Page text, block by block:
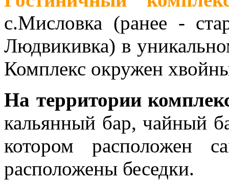
с.Мисловка (ранее -
Людвикивка) в
Комплекс окружен
На территории
кальянный бар, чайный
котором расположен
расположены беседки.